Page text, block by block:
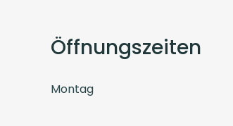
Öffnungszeiten
Montag